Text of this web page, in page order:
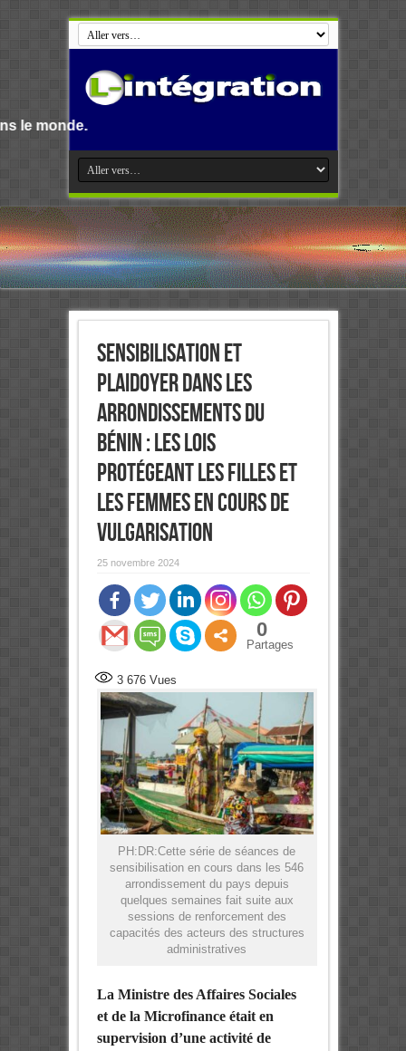
Sensibilisation et
plaidoyer dans les
arrondissements du
Bénin : Les lois
protégeant les filles et
les femmes en cours de
vulgarisation
25 novembre 2024
0
Partages
3 676Vues
PH:DR:Cette série de séances de
sensibilisation en cours dans les 546
arrondissement du pays depuis
quelques semaines fait suite aux
sessions de renforcement des
capacités des acteurs des structures
administratives
La Ministre des Affaires Sociales
et de la Microfinance était en
supervision d’une activité de